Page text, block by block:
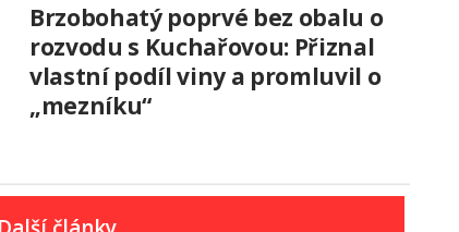
Brzobohatý poprvé bez obalu o
rozvodu s Kuchařovou: Přiznal
vlastní podíl viny a promluvil o
„mezníku“